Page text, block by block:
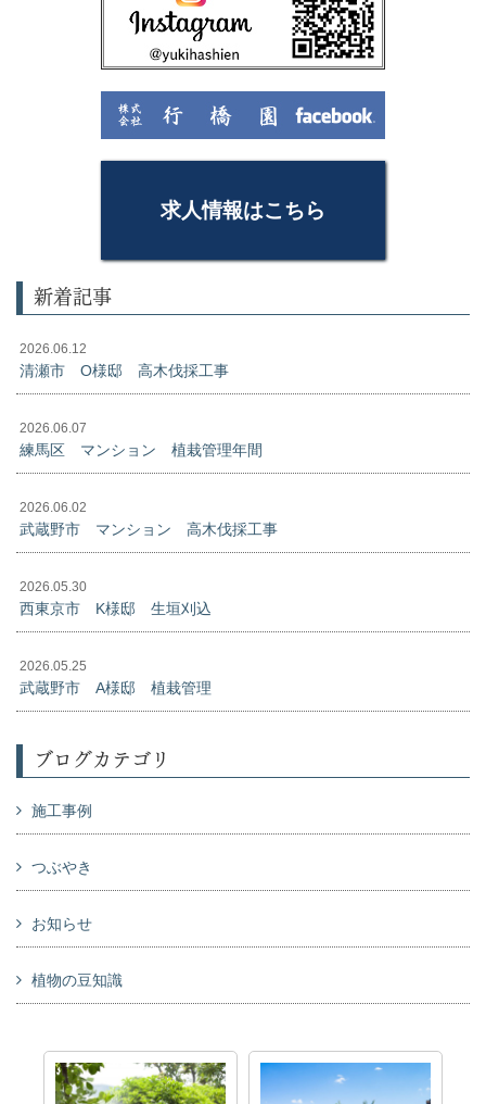
求人情報はこちら
新着記事
2026.06.12
清瀬市 O様邸 高木伐採工事
2026.06.07
練馬区 マンション 植栽管理年間
2026.06.02
武蔵野市 マンション 高木伐採工事
2026.05.30
西東京市 K様邸 生垣刈込
2026.05.25
武蔵野市 A様邸 植栽管理
ブログカテゴリ
施工事例
つぶやき
お知らせ
植物の豆知識